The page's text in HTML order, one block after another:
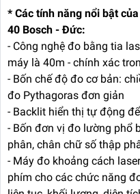
* Các tính năng nổi bật
40 Bosch - Đức:
- Công nghệ đo bằng tia
máy là 40m - chính xác
- Bốn chế độ đo cơ bản:
đo Pythagoras đơn giản
- Backlit hiển thị tự động
- Bốn đơn vị đo lường phổ
phân, chân chữ số thập
- Máy đo khoảng cách
phím cho các chức năng